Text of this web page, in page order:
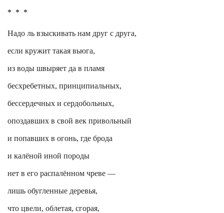
* * *
Надо ль взыскивать нам друг с друга,
если кружит такая вьюга,
из воды швыряет да в пламя
бесхребетных, принципиальных,
бессердечных и сердобольных,
опоздавших в свой век привольный
и попавших в огонь, где брода
и калёной иной породы
нет в его распалённом чреве —
лишь обугленные деревья,
что цвели, облетая, сгорая,